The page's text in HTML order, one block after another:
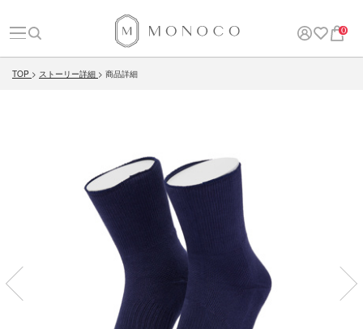
0
TOP ストーリー詳細 商品詳細